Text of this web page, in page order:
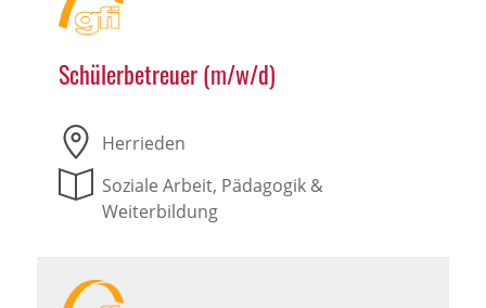
Schülerbetreuer (m/w/d)
Herrieden
Soziale Arbeit, Pädagogik &
Weiterbildung